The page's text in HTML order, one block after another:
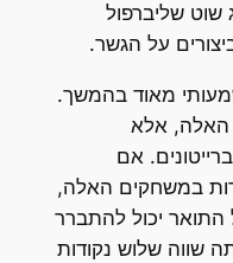
שליברפול
על הגשר.
מאוד בהמשך.
האלה, אלא
אם
במשחקים האלה,
התואר יכול להתברר
שווה שלוש נקודות